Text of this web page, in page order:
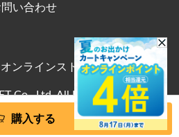
問い合わせ
ンラインストア
Co., Ltd. All Rights Reserved.
購入する